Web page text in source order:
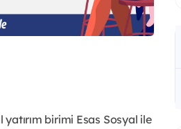
birimi Esas Sosyal ile